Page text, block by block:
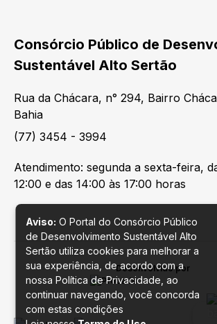
Consórcio Público de
Sustentável Alto Sertão
Rua da Chácara, n° 294, Bairro
Bahia
(77) 3454 - 3994
Atendimento: segunda a sexta-feira,
12:00 e das 14:00 às 17:00 horas
Desenvolvido por
Aviso: O Portal do Consórcio Público
de Desenvolvimento Sustentável Alto
Sertão utiliza cookies para melhorar a
sua experiência, de acordo com a
nossa Política de Privacidade, ao
continuar navegando, você concorda
com estas condições